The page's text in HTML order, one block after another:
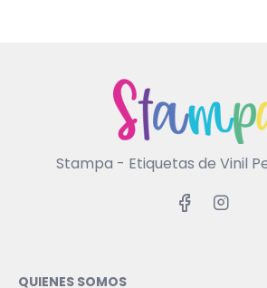
Stampa - Etiquetas de Vinil
QUIENES SOMOS